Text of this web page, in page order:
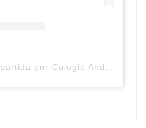
Una publicación compartida por Colegio Andes de Talca (@colegioandestalca)